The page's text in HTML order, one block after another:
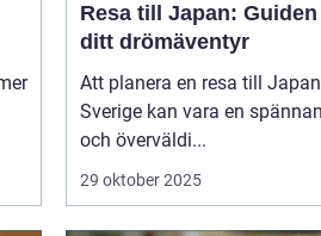
Resa till Japan:
ditt drömäventyr
Att planera en resa till
Sverige kan vara en
och överväldi...
29 oktober 2025